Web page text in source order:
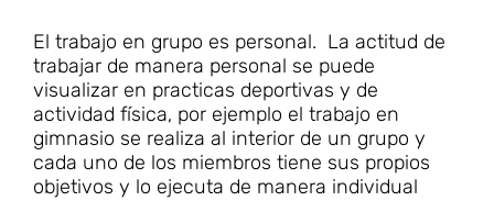
El trabajo en grupo es personal. La actitud de
trabajar de manera personal se puede
visualizar en practicas deportivas y de
actividad física, por ejemplo el trabajo en
gimnasio se realiza al interior de un grupo y
cada uno de los miembros tiene sus propios
objetivos y lo ejecuta de manera individual